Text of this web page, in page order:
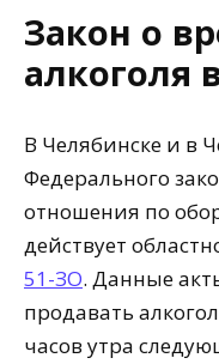
Закон о
алкоголя
В Челябинске и в
Федерального
отношения по
действует
51-ЗО. Данные
продавать
часов утра